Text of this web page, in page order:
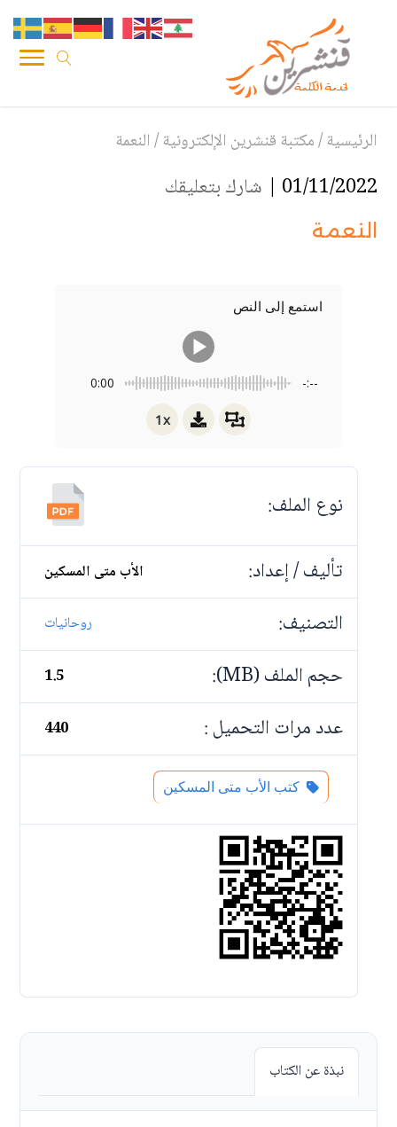
الرئيسية/مكتبة قنشرين الإلكترونية/النعمة
01/11/2022 | شارك بتعليقك
النعمة
استمع إلى النص
0:00 -:--
1x
نوع الملف:
تأليف / إعداد:
الأب متى المسكين
التصنيف: روحانيات
حجم الملف (MB): 1.5
عدد مرات التحميل : 440
كتب الأب متى المسكين
نبذة عن الكتاب